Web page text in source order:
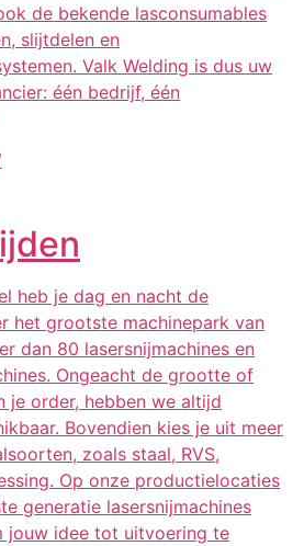
de bekende lasconsumables
slijtdelen en
Valk Welding is dus uw
één bedrijf, één
heb je dag en nacht de
het grootste machinepark van
dan 80 lasersnijmachines en
Ongeacht de grootte of
je order, hebben we altijd
Bovendien kies je uit meer
zoals staal, RVS,
Op onze productielocaties
generatie lasersnijmachines
jouw idee tot uitvoering te